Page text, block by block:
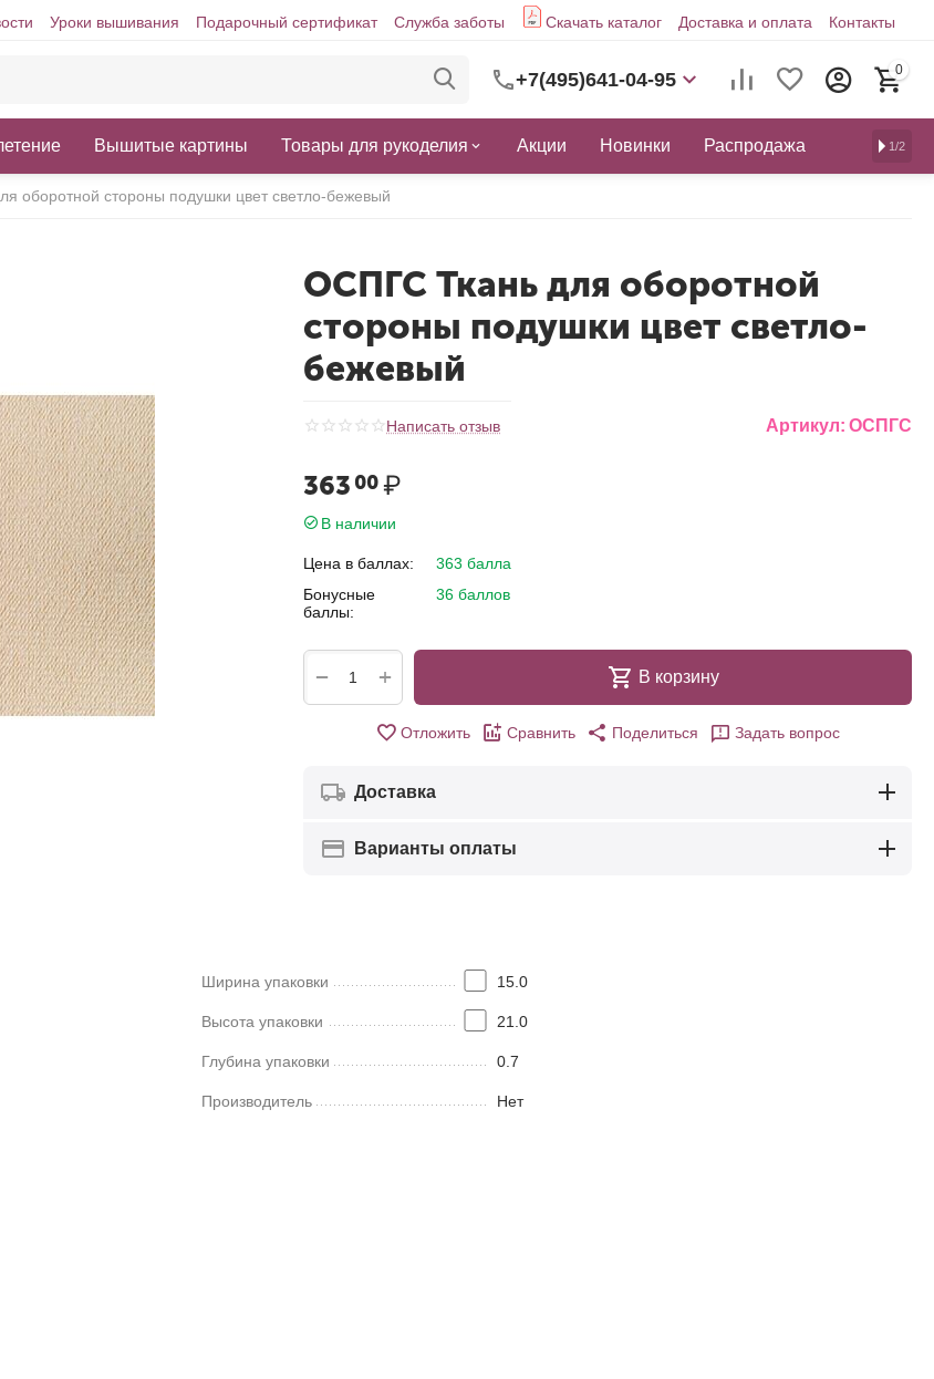
Уроки вышивания Подарочный сертификат Служба заботы Скачать каталог Доставка и оплата Контакты
+7(495)641-04-95 0
Вышитые картины Товары для рукоделия Акции Новинки Распродажа 1/2
оборотной стороны подушки цвет светло-бежевый
ОСПГС Ткань для оборотной
стороны подушки цвет светло-
бежевый
Написать отзыв Артикул: ОСПГС
363 00₽
В наличии
Цена в баллах:
363 балла
Бонусные
баллы:
36 баллов
+
− В корзину
Отложить Сравнить Поделиться Задать вопрос
Доставка
Варианты оплаты
Ширина упаковки 15.0
Высота упаковки 21.0
Глубина упаковки 0.7
Производитель Нет